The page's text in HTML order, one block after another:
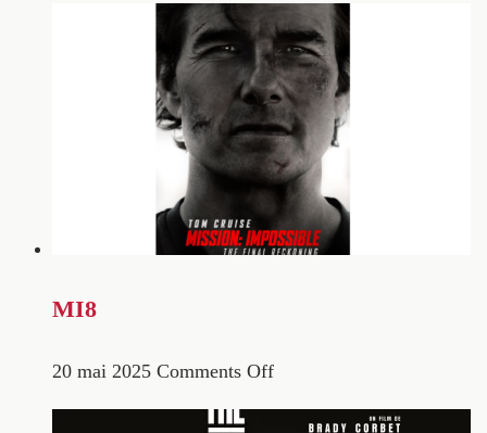
MI8
20 mai 2025 Comments Off